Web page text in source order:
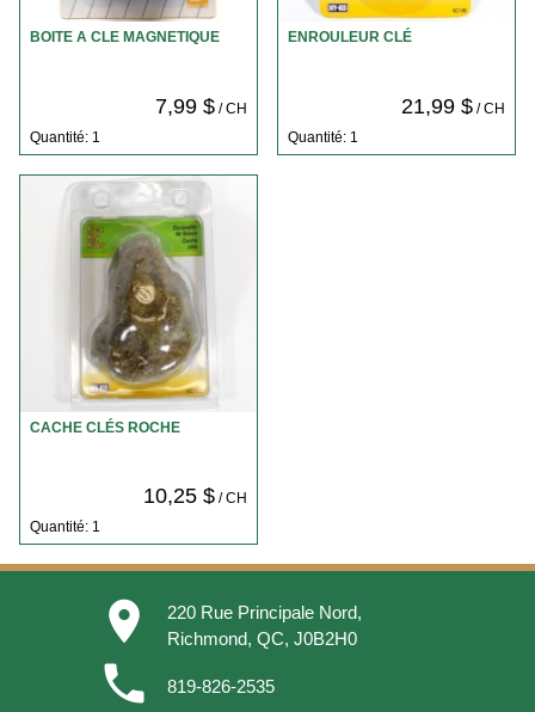
BOITE A CLE MAGNETIQUE
7,99 $/ CH
Quantité: 1
ENROULEUR CLÉ
21,99 $/ CH
Quantité: 1
CACHE CLÉS ROCHE
10,25 $/ CH
Quantité: 1
place
220 Rue Principale Nord,
Richmond, QC, J0B2H0
phone 819-826-2535